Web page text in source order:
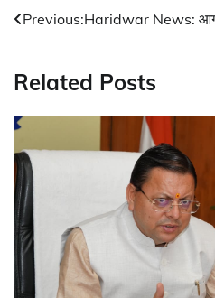
Post
Previous:Haridwar News: आग
Related Posts